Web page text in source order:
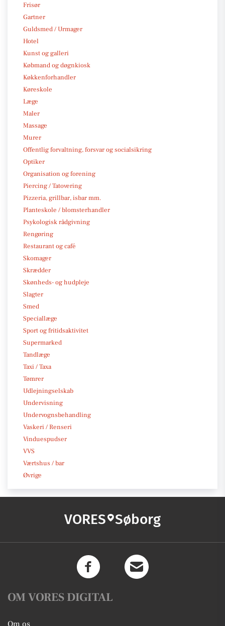
Frisør
Gartner
Guldsmed / Urmager
Hotel
Kunst og galleri
Købmand og døgnkiosk
Køkkenforhandler
Køreskole
Læge
Maler
Massage
Murer
Offentlig forvaltning, forsvar og socialsikring
Optiker
Organisation og forening
Piercing / Tatovering
Pizzeria, grillbar, isbar mm.
Planteskole / blomsterhandler
Psykologisk rådgivning
Rengøring
Restaurant og café
Skomager
Skrædder
Skønheds- og hudpleje
Slagter
Smed
Speciallæge
Sport og fritidsaktivitet
Supermarked
Tandlæge
Taxi / Taxa
Tømrer
Udlejningselskab
Undervisning
Undervognsbehandling
Vaskeri / Renseri
Vinduespudser
VVS
Værtshus / bar
Øvrige
VORES Søborg
OM VORES DIGITAL
Om os